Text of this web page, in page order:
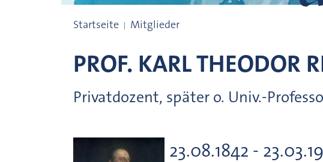
Startseite Mitglieder
PROF. KARL THEODOR
Privatdozent, später o. Univ.-
23.08.1842 -